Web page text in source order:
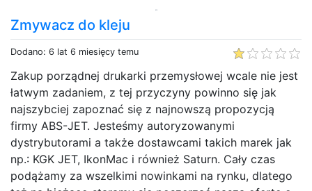
Zmywacz do kleju
Dodano: 6 lat 6 miesięcy temu
Zakup porządnej drukarki przemysłowej wcale nie jest
łatwym zadaniem, z tej przyczyny powinno się jak
najszybciej zapoznać się z najnowszą propozycją
firmy ABS-JET. Jesteśmy autoryzowanymi
dystrybutorami a także dostawcami takich marek jak
np.: KGK JET, IkonMac i również Saturn. Cały czas
podążamy za wszelkimi nowinkami na rynku, dlatego